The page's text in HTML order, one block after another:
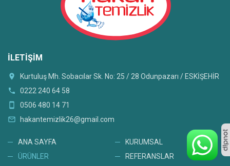
İLETIŞIM
location_on
Kurtuluş Mh. Sobacılar Sk. No: 25 / 28 Odunpazarı / ESKİŞEHİR
phone
0222 240 64 58
smartphone
0506 480 14 71
mail_outline
hakantemizlik26@gmail.com
ANA SAYFA
KURUMSAL
ÜRÜNLER
REFERANSLAR